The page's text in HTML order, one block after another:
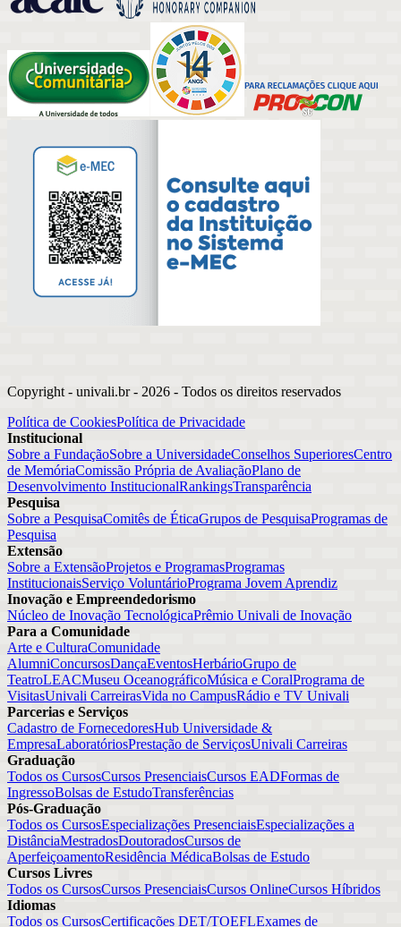
Copyright - univali.br - 2026 - Todos os direitos reservados
Política de CookiesPolítica de Privacidade
Institucional
Sobre a FundaçãoSobre a UniversidadeConselhos SuperioresCentro
de MemóriaComissão Própria de AvaliaçãoPlano de
Desenvolvimento InstitucionalRankingsTransparência
Pesquisa
Sobre a PesquisaComitês de ÉticaGrupos de PesquisaProgramas de
Pesquisa
Extensão
Sobre a ExtensãoProjetos e ProgramasProgramas
InstitucionaisServiço VoluntárioPrograma Jovem Aprendiz
Inovação e Empreendedorismo
Núcleo de Inovação TecnológicaPrêmio Univali de Inovação
Para a Comunidade
Arte e CulturaComunidade
AlumniConcursosDançaEventosHerbárioGrupo de
TeatroLEACMuseu OceanográficoMúsica e CoralPrograma de
VisitasUnivali CarreirasVida no CampusRádio e TV Univali
Parcerias e Serviços
Cadastro de FornecedoresHub Universidade &
EmpresaLaboratóriosPrestação de ServiçosUnivali Carreiras
Graduação
Todos os CursosCursos PresenciaisCursos EADFormas de
IngressoBolsas de EstudoTransferências
Pós-Graduação
Todos os CursosEspecializações PresenciaisEspecializações a
DistânciaMestradosDoutoradosCursos de
AperfeiçoamentoResidência MédicaBolsas de Estudo
Cursos Livres
Todos os CursosCursos PresenciaisCursos OnlineCursos Híbridos
Idiomas
Todos os CursosCertificações DET/TOEFLExames de